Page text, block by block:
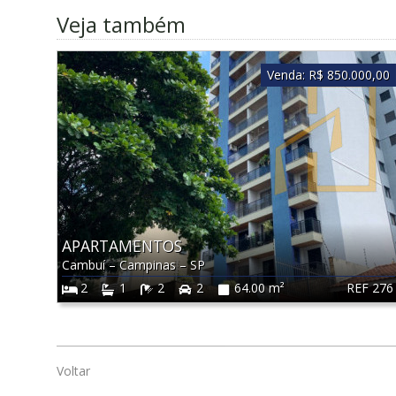
Veja também
REF 276
APARTAMENTOS
Cambuí–Campinas–SP
2
1 2 2 64.00 m²
Venda: R$ 850.000,00
Voltar